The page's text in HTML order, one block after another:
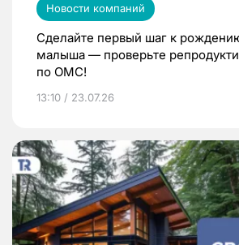
Новости компаний
Сделайте первый шаг к
малыша — проверьте
по ОМС!
13:10 / 23.07.26